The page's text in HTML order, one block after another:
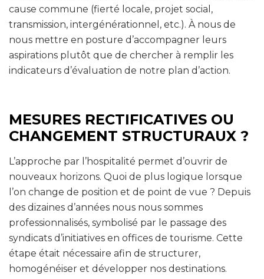
cause commune (fierté locale, projet social,
transmission, intergénérationnel, etc.). À nous de
nous mettre en posture d’accompagner leurs
aspirations plutôt que de chercher à remplir les
indicateurs d’évaluation de notre plan d’action.
MESURES RECTIFICATIVES OU
CHANGEMENT STRUCTURAUX ?
L’approche par l’hospitalité permet d’ouvrir de
nouveaux horizons. Quoi de plus logique lorsque
l’on change de position et de point de vue ? Depuis
des dizaines d’années nous nous sommes
professionnalisés, symbolisé par le passage des
syndicats d’initiatives en offices de tourisme. Cette
étape était nécessaire afin de structurer,
homogénéiser et développer nos destinations.